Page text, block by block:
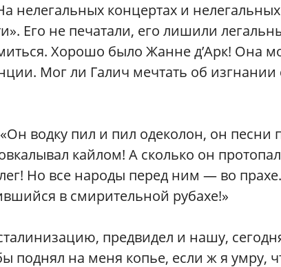
нелегальных концертах и
Его не печатали, его лишили
Хорошо было Жанне д’Арк! Она
Мог ли Галич мечтать об изгнании
водку пил и пил одеколон, он
кайлом! А сколько он
Но все народы перед ним — во
в смирительной рубахе!»
предвидел и нашу,
поднял на меня копье, если ж я умру,